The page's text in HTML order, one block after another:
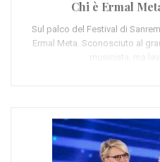
Chi è Ermal
Sul palco del Festival di
Ermal Meta. Sconosciuto al
musicista, ma